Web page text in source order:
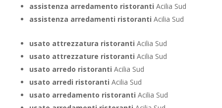
assistenza arredamento ristoranti Acilia Sud
assistenza arredamenti ristoranti Acilia Sud
usato attrezzatura ristoranti Acilia Sud
usato attrezzature ristoranti Acilia Sud
usato arredo ristoranti Acilia Sud
usato arredi ristoranti Acilia Sud
usato arredamento ristoranti Acilia Sud